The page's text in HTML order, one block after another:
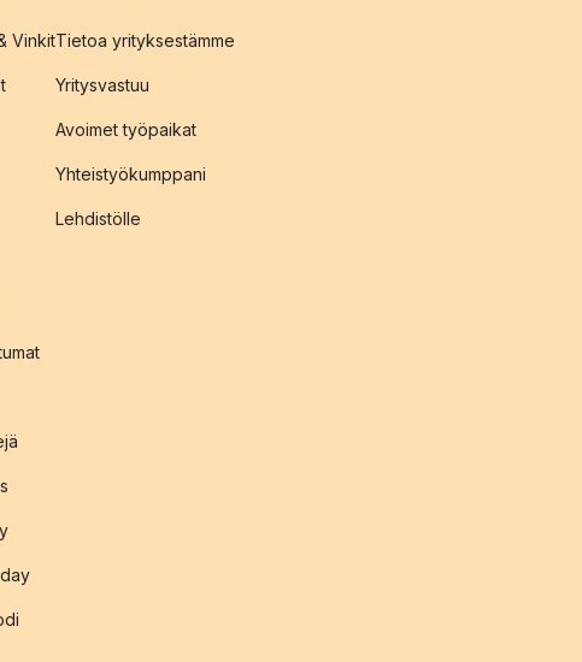
VinkitTietoa yrityksestämme
Yritysvastuu
Avoimet työpaikat
Yhteistyökumppani
Lehdistölle